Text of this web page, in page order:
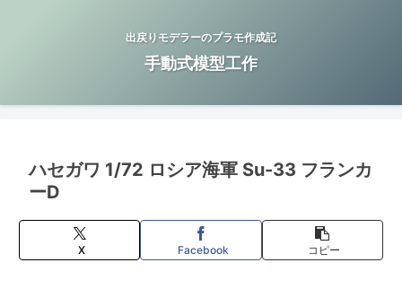
出戻りモデラーのプラモ作成記
手動式模型工作
ハセガワ 1/72 ロシア海軍 Su-33 フランカ
ーD
X Facebook コピー